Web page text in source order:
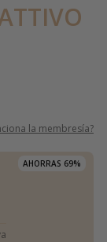
la membresía?
AHORRAS 69%